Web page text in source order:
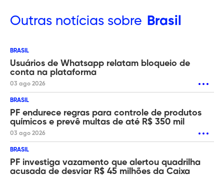
Outras notícias sobre Brasil
BRASIL
Usuários de Whatsapp relatam bloqueio de
conta na plataforma
03 ago 2026
BRASIL
PF endurece regras para controle de produtos
químicos e prevê multas de até R$ 350 mil
03 ago 2026
BRASIL
PF investiga vazamento que alertou quadrilha
acusada de desviar R$ 45 milhões da Caixa